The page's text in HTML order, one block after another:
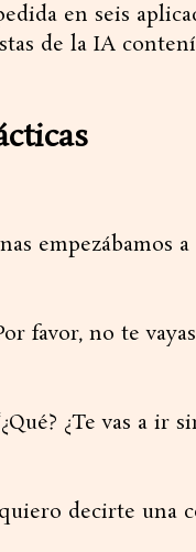
en seis
de la IA
empezábamos a
favor, no te
¿Te vas a ir
decirte una